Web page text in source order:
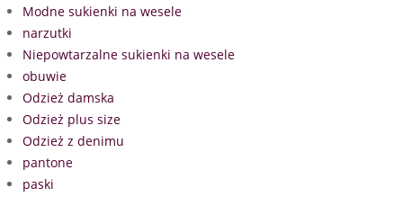
Modne sukienki na wesele
narzutki
Niepowtarzalne sukienki na wesele
obuwie
Odzież damska
Odzież plus size
Odzież z denimu
pantone
paski